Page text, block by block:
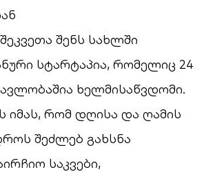
შენს სახლში
სტარტაპია, რომელიც 24
ხელმისაწვდომი.
იმას, რომ დღისა და ღამის
შეძლებ გახსნა
საკვები,